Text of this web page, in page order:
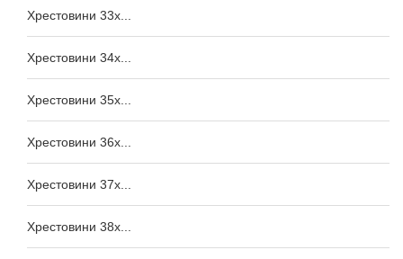
Хрестовини 33x...
Хрестовини 34x...
Хрестовини 35x...
Хрестовини 36x...
Хрестовини 37x...
Хрестовини 38x...